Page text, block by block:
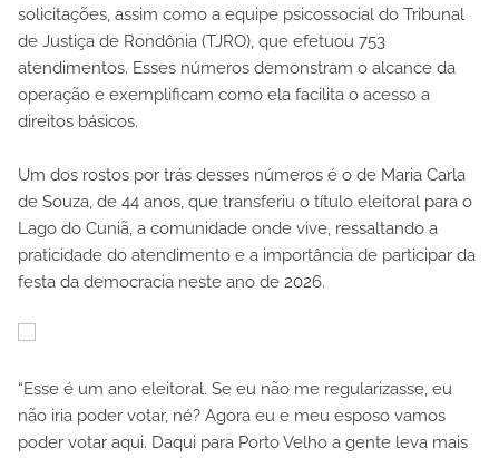
solicitações, assim como a equipe psicossocial do Tribunal
de Justiça de Rondônia (TJRO), que efetuou 753
atendimentos. Esses números demonstram o alcance da
operação e exemplificam como ela facilita o acesso a
direitos básicos.
Um dos rostos por trás desses números é o de Maria Carla
de Souza, de 44 anos, que transferiu o título eleitoral para o
Lago do Cuniã, a comunidade onde vive, ressaltando a
praticidade do atendimento e a importância de participar da
festa da democracia neste ano de 2026.
“Esse é um ano eleitoral. Se eu não me regularizasse, eu
não iria poder votar, né? Agora eu e meu esposo vamos
poder votar aqui. Daqui para Porto Velho a gente leva mais